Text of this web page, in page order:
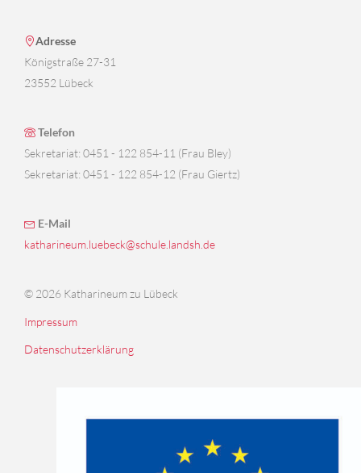
Adresse
Königstraße 27-31
23552 Lübeck
Telefon
Sekretariat: 0451 - 122 854-11 (Frau Bley)
Sekretariat: 0451 - 122 854-12 (Frau Giertz)
E-Mail
katharineum.luebeck@schule.landsh.de
© 2026 Katharineum zu Lübeck
Impressum
Datenschutzerklärung